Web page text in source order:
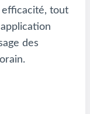
tout
des